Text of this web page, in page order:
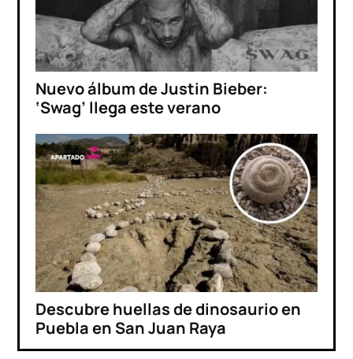
Nuevo álbum de Justin Bieber:
‘Swag’ llega este verano
Descubre huellas de dinosaurio en
Puebla en San Juan Raya